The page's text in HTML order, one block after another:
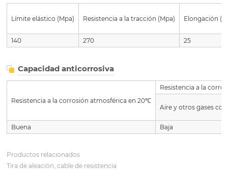
Límite elástico (Mpa) Resistencia a la tracción (Mpa) Elongación
140 270 25
Capacidad anticorrosiva
Resistencia a la corrosión atmosférica en 20℃
Resistencia a la
Aire y otros gases
Buena Baja
Productos relacionados
Tira de aleación, cable de resistencia